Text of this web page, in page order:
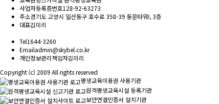
사업자등록증번호128-92-63273
주소경기도 고양시 일산동구 호수로 358-39 동문타워I, 3층
대표김미리
Tel1644-3260
Emailadmin@skybel.co.kr
개인정보관리책임자김미리
Copyright (c) 2009 All rights reserved
평생교육이용권 사용기관
원격평생교육시설 등록기관
보안연결인증서 설치기관